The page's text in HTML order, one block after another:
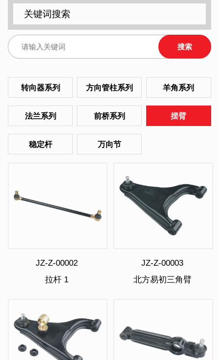
关键词搜索
搜索
转向器系列 方向管柱系列 羊角系列
法兰系列 前桥系列 摆臂
稳定杆 万向节
JZ-Z-00002
拉杆 1
JZ-Z-00003
北方易初三角臂